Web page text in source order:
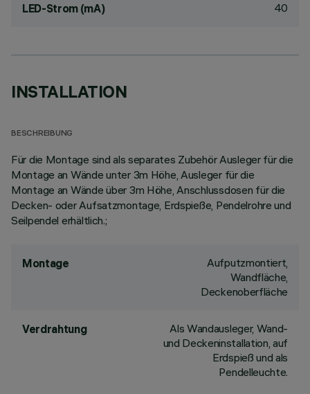
LED-Strom (mA) 40
INSTALLATION
BESCHREIBUNG
Für die Montage sind als separates Zubehör Ausleger für die
Montage an Wände unter 3m Höhe, Ausleger für die
Montage an Wände über 3m Höhe, Anschlussdosen für die
Decken- oder Aufsatzmontage, Erdspieße, Pendelrohre und
Seilpendel erhältlich.;
Montage
Aufputzmontiert,
Wandfläche,
Deckenoberfläche
Verdrahtung
Als Wandausleger, Wand-
und Deckeninstallation, auf
Erdspieß und als
Pendelleuchte.